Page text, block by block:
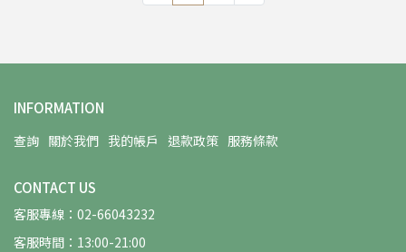
INFORMATION
查詢 關於我們 我的帳戶 退款政策 服務條款
CONTACT US
客服專線：02-66043232
客服時間：13:00-21:00